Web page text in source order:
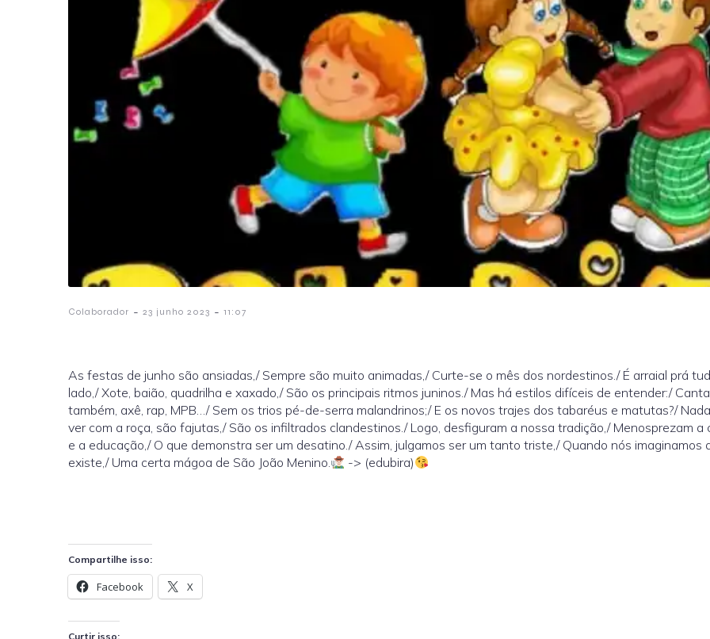
Colaborador - 23 junho 2023 - 11:07
As festas de junho são ansiadas,/ Sempre são muito animadas,/ Curte-se o mês dos nordestinos./ É arraial prá
lado,/ Xote, baião, quadrilha e xaxado,/ São os principais ritmos juninos./ Mas há estilos difíceis de entender:/
também, axê, rap, MPB…/ Sem os trios pé-de-serra malandrinos;/ E os novos trajes dos tabaréus e matutas?/
ver com a roça, são fajutas,/ São os infiltrados clandestinos./ Logo, desfiguram a nossa tradição,/ Menosprezam a
e a educação,/ O que demonstra ser um desatino./ Assim, julgamos ser um tanto triste,/ Quando nós imaginamos
existe,/ Uma certa mágoa de São João Menino.
-> (edubira)
Compartilhe isso:
Facebook X
Curtir isso: